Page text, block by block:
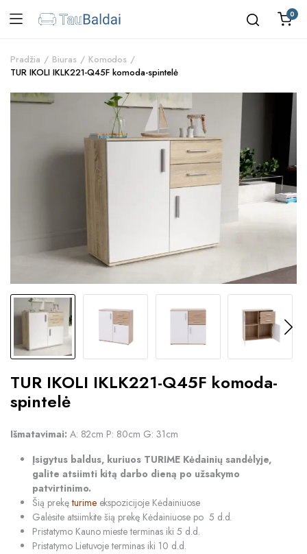
0
Pradžia Biuras
Komodos
TUR IKOLI IKLK221-Q45F komoda-spintelė
TUR IKOLI IKLK221-Q45F komoda-
spintelė
Išmatavimai: A: 82cm P: 80cm G: 31cm
Įsigytus baldus, kuriuos TURIME Kėdainių sandėlyje,
galite atsiimti kitą darbo dieną po užsakymo
patvirtinimo.
Šią prekęturimeekspozicijoje Kėdainiuose
Galėsite atsiimkite šią prekę Kėdainiuose po 5 d.d.
Pristatymo Kauno mieste terminas iki 5 d.d.
Pristatymo Lietuvoje terminas iki 10 d.d.